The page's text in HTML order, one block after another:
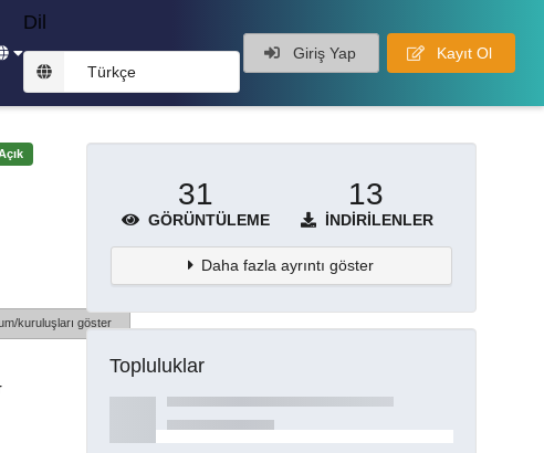
Dil
Türkçe
Giriş Yap Kayıt Ol
kuruluşları göster
31
GÖRÜNTÜLEME
13
İNDIRILENLER
Daha fazla ayrıntı göster
Topluluklar